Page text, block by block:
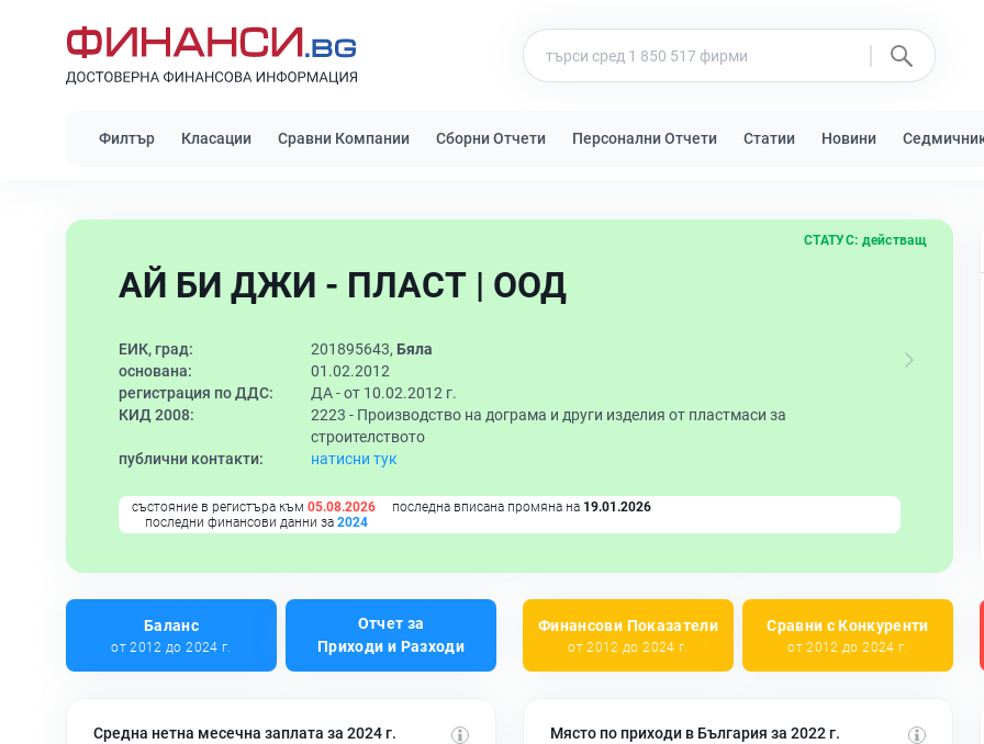
Филтър Класации Сравни Компании Сборни Отчети Персонални Отчети Статии Новини
АЙ БИ ДЖИ - ПЛАСТ | ООД
СТАТУС: действащ
ЕИК, град: 201895643, Бяла
основана:
01.02.2012
регистрация по ДДС:
ДА - от 10.02.2012 г.
КИД 2008:
2223 - Производство на дограма и други изделия от пластмаси за
строителството
публични контакти:
натисни тук
състояние в регистъра към 05.08.2026 последна вписана промяна на 19.01.2026
последни финансови данни за 2024
Баланс
от 2012 до 2024 г.
Отчет за
Приходи и Разходи
Финансови Показатели
от 2012 до 2024 г.
Сравни с Конкуренти
от 2012 до 2024 г.
Средна нетна месечна заплата за 2024 г. Място по приходи в България за 2022 г.